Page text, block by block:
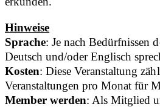
Hinweise
Sprache: Je nach Bedürfnissen
Deutsch und/oder Englisch
Kosten: Diese Veranstaltung
Veranstaltungen pro Monat für
Member werden: Als Mitglied